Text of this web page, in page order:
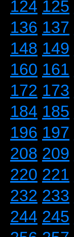
124 125
136 137
148 149
160 161
172 173
184 185
196 197
208 209
220 221
232 233
244 245